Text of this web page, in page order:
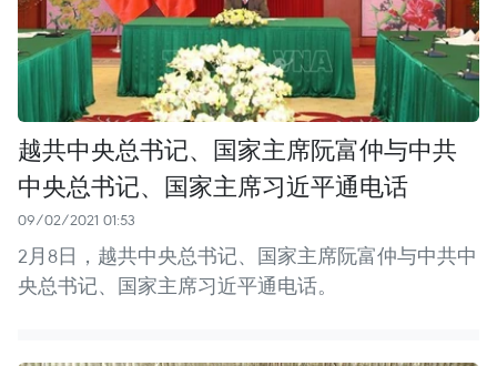
越共中央总书记、国家主席阮富仲与中共
中央总书记、国家主席习近平通电话
09/02/2021 01:53
2月8日，越共中央总书记、国家主席阮富仲与中共中
央总书记、国家主席习近平通电话。